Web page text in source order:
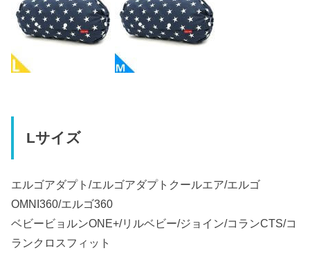
Lサイズ
エルゴアダプト/エルゴアダプトクールエア/エルゴ
OMNI360/エルゴ360
ベビービョルンONE+/リルベビー/ジョイン/コランCTS/コ
ランクロスフィット